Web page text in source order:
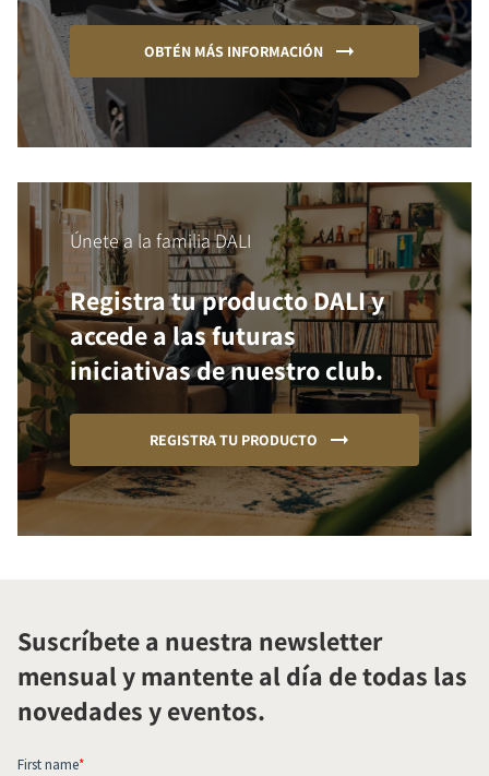
OBTÉN MÁS INFORMACIÓN
Únete a la familia DALI
Registra tu producto DALI y
accede a las futuras
iniciativas de nuestro club.
REGISTRA TU PRODUCTO
Suscríbete a nuestra newsletter
mensual y mantente al día de todas las
novedades y eventos.